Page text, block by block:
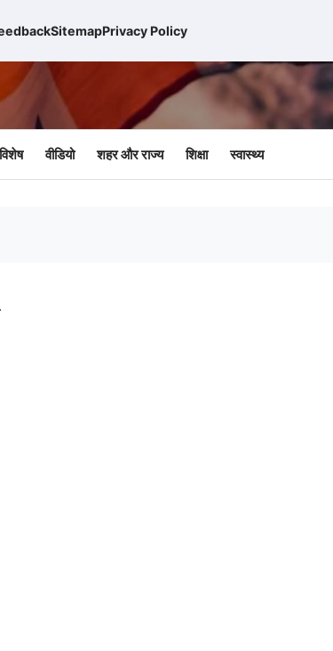
SitemapPrivacy Policy
विशेष वीडियो शहर और राज्य शिक्षा स्वास्थ्य